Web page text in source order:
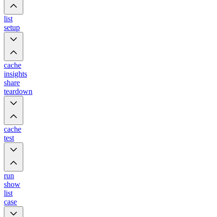
list
setup
cache
insights
share
teardown
cache
test
run
show
list
case